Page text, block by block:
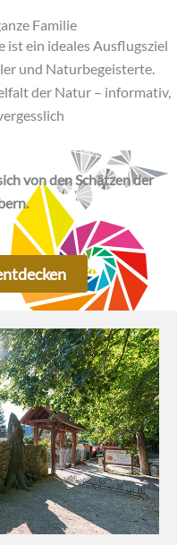
Familie
ist ein ideales Ausflugsziel
und Naturbegeisterte.
der Natur – informativ,
von den Schätzen der